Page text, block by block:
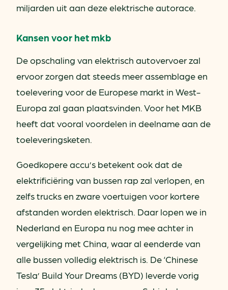
miljarden uit aan deze elektrische autorace.
Kansen voor het mkb
De opschaling van elektrisch autovervoer zal
ervoor zorgen dat steeds meer assemblage en
toelevering voor de Europese markt in West-
Europa zal gaan plaatsvinden. Voor het MKB
heeft dat vooral voordelen in deelname aan de
toeleveringsketen.
Goedkopere accu’s betekent ook dat de
elektrificiëring van bussen rap zal verlopen, en
zelfs trucks en zware voertuigen voor kortere
afstanden worden elektrisch. Daar lopen we in
Nederland en Europa nu nog mee achter in
vergelijking met China, waar al eenderde van
alle bussen volledig elektrisch is. De ‘Chinese
Tesla’ Build Your Dreams (BYD) leverde vorig